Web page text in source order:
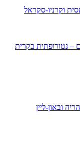
וקרניו-סקראל
– נטורופתית בקרית
ובאון-ליין